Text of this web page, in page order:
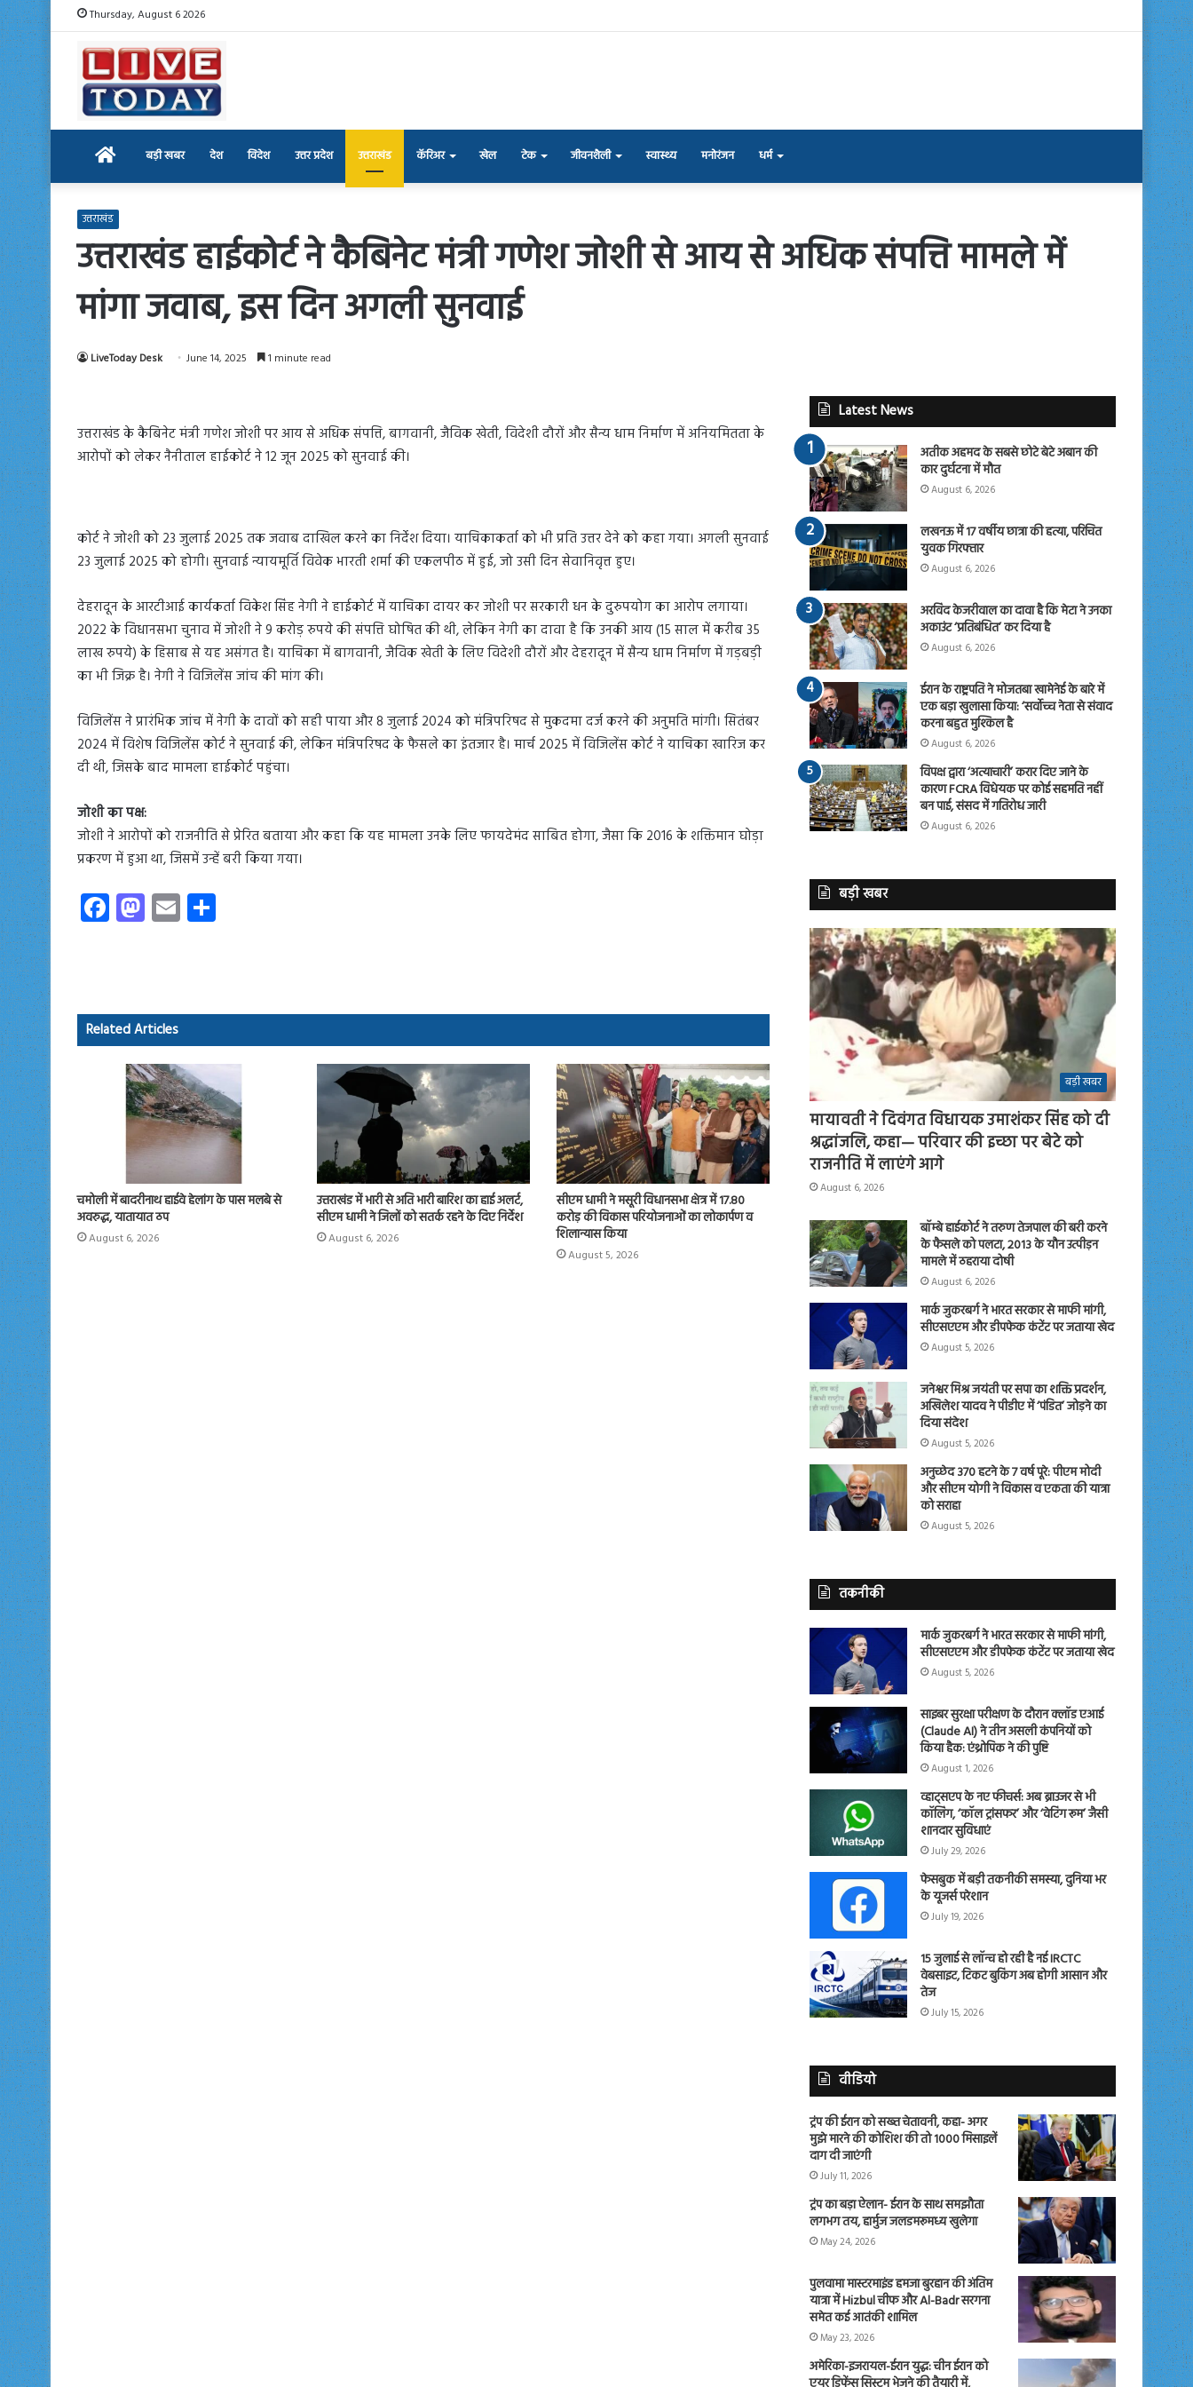
Thursday, August 6 2026
Home बड़ी खबर देश विदेश उत्तर प्रदेश उत्तराखंड कॅरिअर खेल टेक जीवनशैली स्वास्थ्य मनोरंजन धर्म
उत्तराखंड
उत्तराखंड हाईकोर्ट ने कैबिनेट मंत्री गणेश जोशी से आय से अधिक संपत्ति मामले में
मांगा जवाब, इस दिन अगली सुनवाई
LiveToday Desk June 14, 2025 1 minute read
उत्तराखंड के कैबिनेट मंत्री गणेश जोशी पर आय से अधिक संपत्ति, बागवानी, जैविक खेती, विदेशी दौरों और सैन्य धाम निर्माण में अनियमितता के
आरोपों को लेकर नैनीताल हाईकोर्ट ने 12 जून 2025 को सुनवाई की।
कोर्ट ने जोशी को 23 जुलाई 2025 तक जवाब दाखिल करने का निर्देश दिया। याचिकाकर्ता को भी प्रति उत्तर देने को कहा गया। अगली सुनवाई
23 जुलाई 2025 को होगी। सुनवाई न्यायमूर्ति विवेक भारती शर्मा की एकलपीठ में हुई, जो उसी दिन सेवानिवृत्त हुए।
देहरादून के आरटीआई कार्यकर्ता विकेश सिंह नेगी ने हाईकोर्ट में याचिका दायर कर जोशी पर सरकारी धन के दुरुपयोग का आरोप लगाया।
2022 के विधानसभा चुनाव में जोशी ने 9 करोड़ रुपये की संपत्ति घोषित की थी, लेकिन नेगी का दावा है कि उनकी आय (15 साल में करीब 35
लाख रुपये) के हिसाब से यह असंगत है। याचिका में बागवानी, जैविक खेती के लिए विदेशी दौरों और देहरादून में सैन्य धाम निर्माण में गड़बड़ी
का भी जिक्र है। नेगी ने विजिलेंस जांच की मांग की।
विजिलेंस ने प्रारंभिक जांच में नेगी के दावों को सही पाया और 8 जुलाई 2024 को मंत्रिपरिषद से मुकदमा दर्ज करने की अनुमति मांगी। सितंबर
2024 में विशेष विजिलेंस कोर्ट ने सुनवाई की, लेकिन मंत्रिपरिषद के फैसले का इंतजार है। मार्च 2025 में विजिलेंस कोर्ट ने याचिका खारिज कर
दी थी, जिसके बाद मामला हाईकोर्ट पहुंचा।
जोशी का पक्ष:
जोशी ने आरोपों को राजनीति से प्रेरित बताया और कहा कि यह मामला उनके लिए फायदेमंद साबित होगा, जैसा कि 2016 के शक्तिमान घोड़ा
प्रकरण में हुआ था, जिसमें उन्हें बरी किया गया।
Fa
ce
ok
M
as
o
n
E
m
Related Articles
चमोली में बादरीनाथ हाईवे हेलांग के पास मलबे से
अवरुद्ध, यातायात ठप
August 6, 2026
उत्तराखंड में भारी से अति भारी बारिश का हाई अलर्ट,
सीएम धामी ने जिलों को सतर्क रहने के दिए निर्देश
August 6, 2026
सीएम धामी ने मसूरी विधानसभा क्षेत्र में 17.80
करोड़ की विकास परियोजनाओं का लोकार्पण व
शिलान्यास किया
August 5, 2026
Latest News
अतीक अहमद के सबसे छोटे बेटे अबान की
कार दुर्घटना में मौत
August 6, 2026
लखनऊ में 17 वर्षीय छात्रा की हत्या, परिचित
युवक गिरफ्तार
August 6, 2026
अरविंद केजरीवाल का दावा है कि मेटा ने उनका
अकाउंट ‘प्रतिबंधित’ कर दिया है
August 6, 2026
ईरान के राष्ट्रपति ने मोजतबा खामेनेई के बारे में
एक बड़ा खुलासा किया: ‘सर्वोच्च नेता से संवाद
करना बहुत मुश्किल है
August 6, 2026
विपक्ष द्वारा ‘अत्याचारी’ करार दिए जाने के
कारण FCRA विधेयक पर कोई सहमति नहीं
बन पाई, संसद में गतिरोध जारी
August 6, 2026
बड़ी खबर
बड़ी खबर
मायावती ने दिवंगत विधायक उमाशंकर सिंह को दी
श्रद्धांजलि, कहा— परिवार की इच्छा पर बेटे को
राजनीति में लाएंगे आगे
August 6, 2026
बॉम्बे हाईकोर्ट ने तरुण तेजपाल की बरी करने
के फैसले को पलटा, 2013 के यौन उत्पीड़न
मामले में ठहराया दोषी
August 6, 2026
मार्क जुकरबर्ग ने भारत सरकार से माफी मांगी,
सीएसएएम और डीपफेक कंटेंट पर जताया खेद
August 5, 2026
जनेश्वर मिश्र जयंती पर सपा का शक्ति प्रदर्शन,
अखिलेश यादव ने पीडीए में ‘पंडित’ जोड़ने का
दिया संदेश
August 5, 2026
अनुच्छेद 370 हटने के 7 वर्ष पूरे: पीएम मोदी
और सीएम योगी ने विकास व एकता की यात्रा
को सराहा
August 5, 2026
तकनीकी
मार्क जुकरबर्ग ने भारत सरकार से माफी मांगी,
सीएसएएम और डीपफेक कंटेंट पर जताया खेद
August 5, 2026
साइबर सुरक्षा परीक्षण के दौरान क्लॉड एआई
(Claude AI) ने तीन असली कंपनियों को
किया हैक: एंथ्रोपिक ने की पुष्टि
August 1, 2026
व्हाट्सएप के नए फीचर्स: अब ब्राउजर से भी
कॉलिंग, ‘कॉल ट्रांसफर’ और ‘वेटिंग रूम’ जैसी
शानदार सुविधाएं
July 29, 2026
फेसबुक में बड़ी तकनीकी समस्या, दुनिया भर
के यूजर्स परेशान
July 19, 2026
15 जुलाई से लॉन्च हो रही है नई IRCTC
वेबसाइट, टिकट बुकिंग अब होगी आसान और
तेज
July 15, 2026
वीडियो
ट्रंप की ईरान को सख्त चेतावनी, कहा- अगर
मुझे मारने की कोशिश की तो 1000 मिसाइलें
दाग दी जाएंगी
July 11, 2026
ट्रंप का बड़ा ऐलान- ईरान के साथ समझौता
लगभग तय, हार्मुज जलडमरूमध्य खुलेगा
May 24, 2026
पुलवामा मास्टरमाइंड हमजा बुरहान की अंतिम
यात्रा में Hizbul चीफ और Al-Badr सरगना
समेत कई आतंकी शामिल
May 23, 2026
अमेरिका-इजरायल-ईरान युद्ध: चीन ईरान को